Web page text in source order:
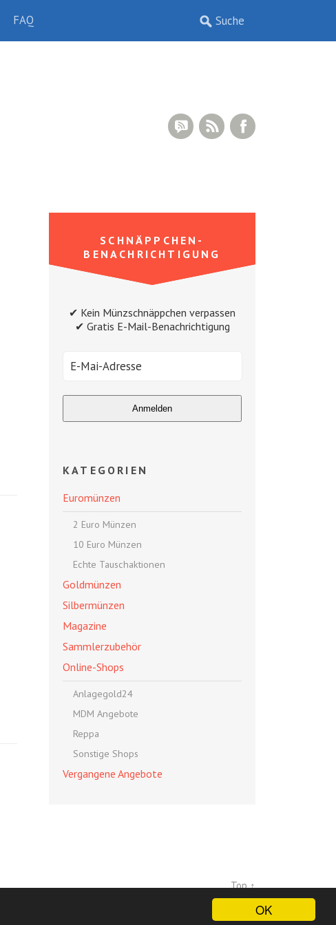
OK
FAQ
RSS Feed
RSS Comments
SCHNÄPPCHEN-
BENACHRICHTIGUNG
✔ Kein Münzschnäppchen verpassen
✔ Gratis E-Mail-Benachrichtigung
KATEGORIEN
Euromünzen
2 Euro Münzen
10 Euro Münzen
Echte Tauschaktionen
Goldmünzen
Silbermünzen
Magazine
Sammlerzubehör
Online-Shops
Anlagegold24
MDM Angebote
Reppa
Sonstige Shops
Vergangene Angebote
Top ↑